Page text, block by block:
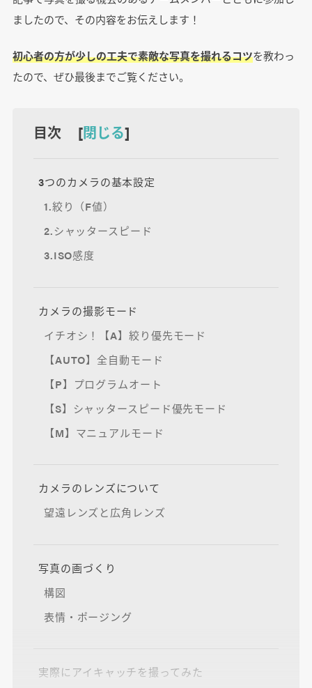
ましたので、その内容をお伝えします！
初心者の方が少しの工夫で素敵な写真を撮れるコツを教わっ
たので、ぜひ最後までご覧ください。
目次 [閉じる]
3つのカメラの基本設定
1.絞り（F値）
2.シャッタースピード
3.ISO感度
カメラの撮影モード
イチオシ！【A】絞り優先モード
【AUTO】全自動モード
【P】プログラムオート
【S】シャッタースピード優先モード
【M】マニュアルモード
カメラのレンズについて
望遠レンズと広角レンズ
写真の画づくり
構図
表情・ポージング
実際にアイキャッチを撮ってみた